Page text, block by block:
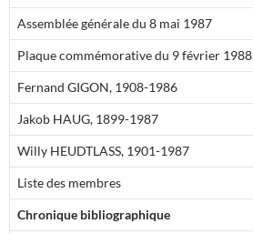
Assemblée générale du 8 mai 1987
Plaque commémorative du 9 février 1988
Fernand GIGON, 1908-1986
Jakob HAUG, 1899-1987
Willy HEUDTLASS, 1901-1987
Liste des membres
Chronique bibliographique